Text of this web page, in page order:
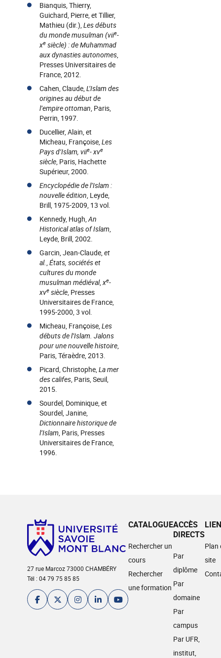
Bianquis, Thierry,
Guichard, Pierre, et Tillier,
Mathieu (dir.),Les débuts
du monde musulman (viie-
xe siècle) : de Muhammad
aux dynasties autonomes,
Presses Universitaires de
France, 2012.
Cahen, Claude,L’Islam des
origines au début de
l’empire ottoman, Paris,
Perrin, 1997.
Ducellier, Alain, et
Micheau, Françoise,Les
Pays d’Islam, viie- xve
siècle, Paris, Hachette
Supérieur, 2000.
Encyclopédie de l’Islam :
nouvelle édition, Leyde,
Brill, 1975-2009, 13 vol.
Kennedy, Hugh,An
Historical atlas of Islam,
Leyde, Brill, 2002.
Garcin, Jean-Claude,et
al.,États, sociétés et
cultures du monde
musulman médiéval,xe-
xve siècle, Presses
Universitaires de France,
1995-2000, 3 vol.
Micheau, Françoise,Les
débuts de l’Islam. Jalons
pour une nouvelle histoire,
Paris, Téraèdre, 2013.
Picard, Christophe,La mer
des califes, Paris, Seuil,
2015.
Sourdel, Dominique, et
Sourdel, Janine,
Dictionnaire historique de
l’Islam, Paris, Presses
Universitaires de France,
1996.
27 rue Marcoz 73000 CHAMBÉRY
Tél : 04 79 75 85 85
CATALOGUE
Rechercher un
cours
Rechercher
une formation
ACCÈS
DIRECTS
Par
diplôme
Par
domaine
Par
campus
Par UFR,
institut,
Plan
site